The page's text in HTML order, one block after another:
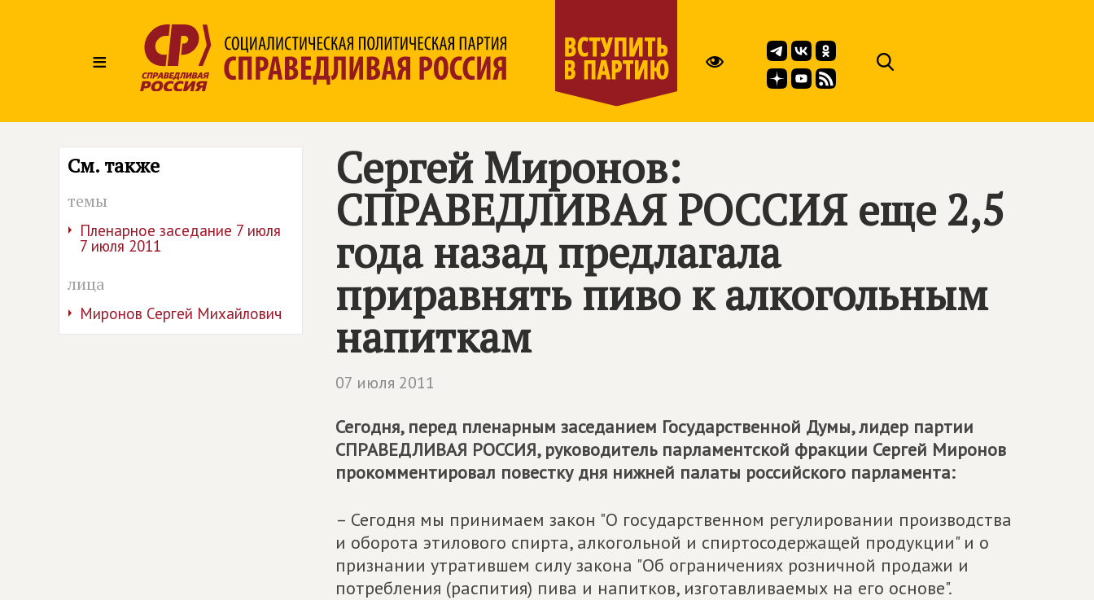
≡
См. также
темы
Пленарное заседание 7 июля
7 июля 2011
лица
Миронов Сергей Михайлович
Сергей Миронов:
СПРАВЕДЛИВАЯ РОССИЯ еще 2,5
года назад предлагала
приравнять пиво к алкогольным
напиткам
07 июля 2011
Сегодня, перед пленарным заседанием Государственной Думы, лидер партии
СПРАВЕДЛИВАЯ РОССИЯ, руководитель парламентской фракции Сергей Миронов
прокомментировал повестку дня нижней палаты российского парламента:
– Сегодня мы принимаем закон "О государственном регулировании производства
и оборота этилового спирта, алкогольной и спиртосодержащей продукции" и о
признании утратившем силу закона "Об ограничениях розничной продажи и
потребления (распития) пива и напитков, изготавливаемых на его основе".